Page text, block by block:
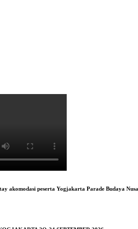
akomodasi peserta Yogjakarta Parade Budaya